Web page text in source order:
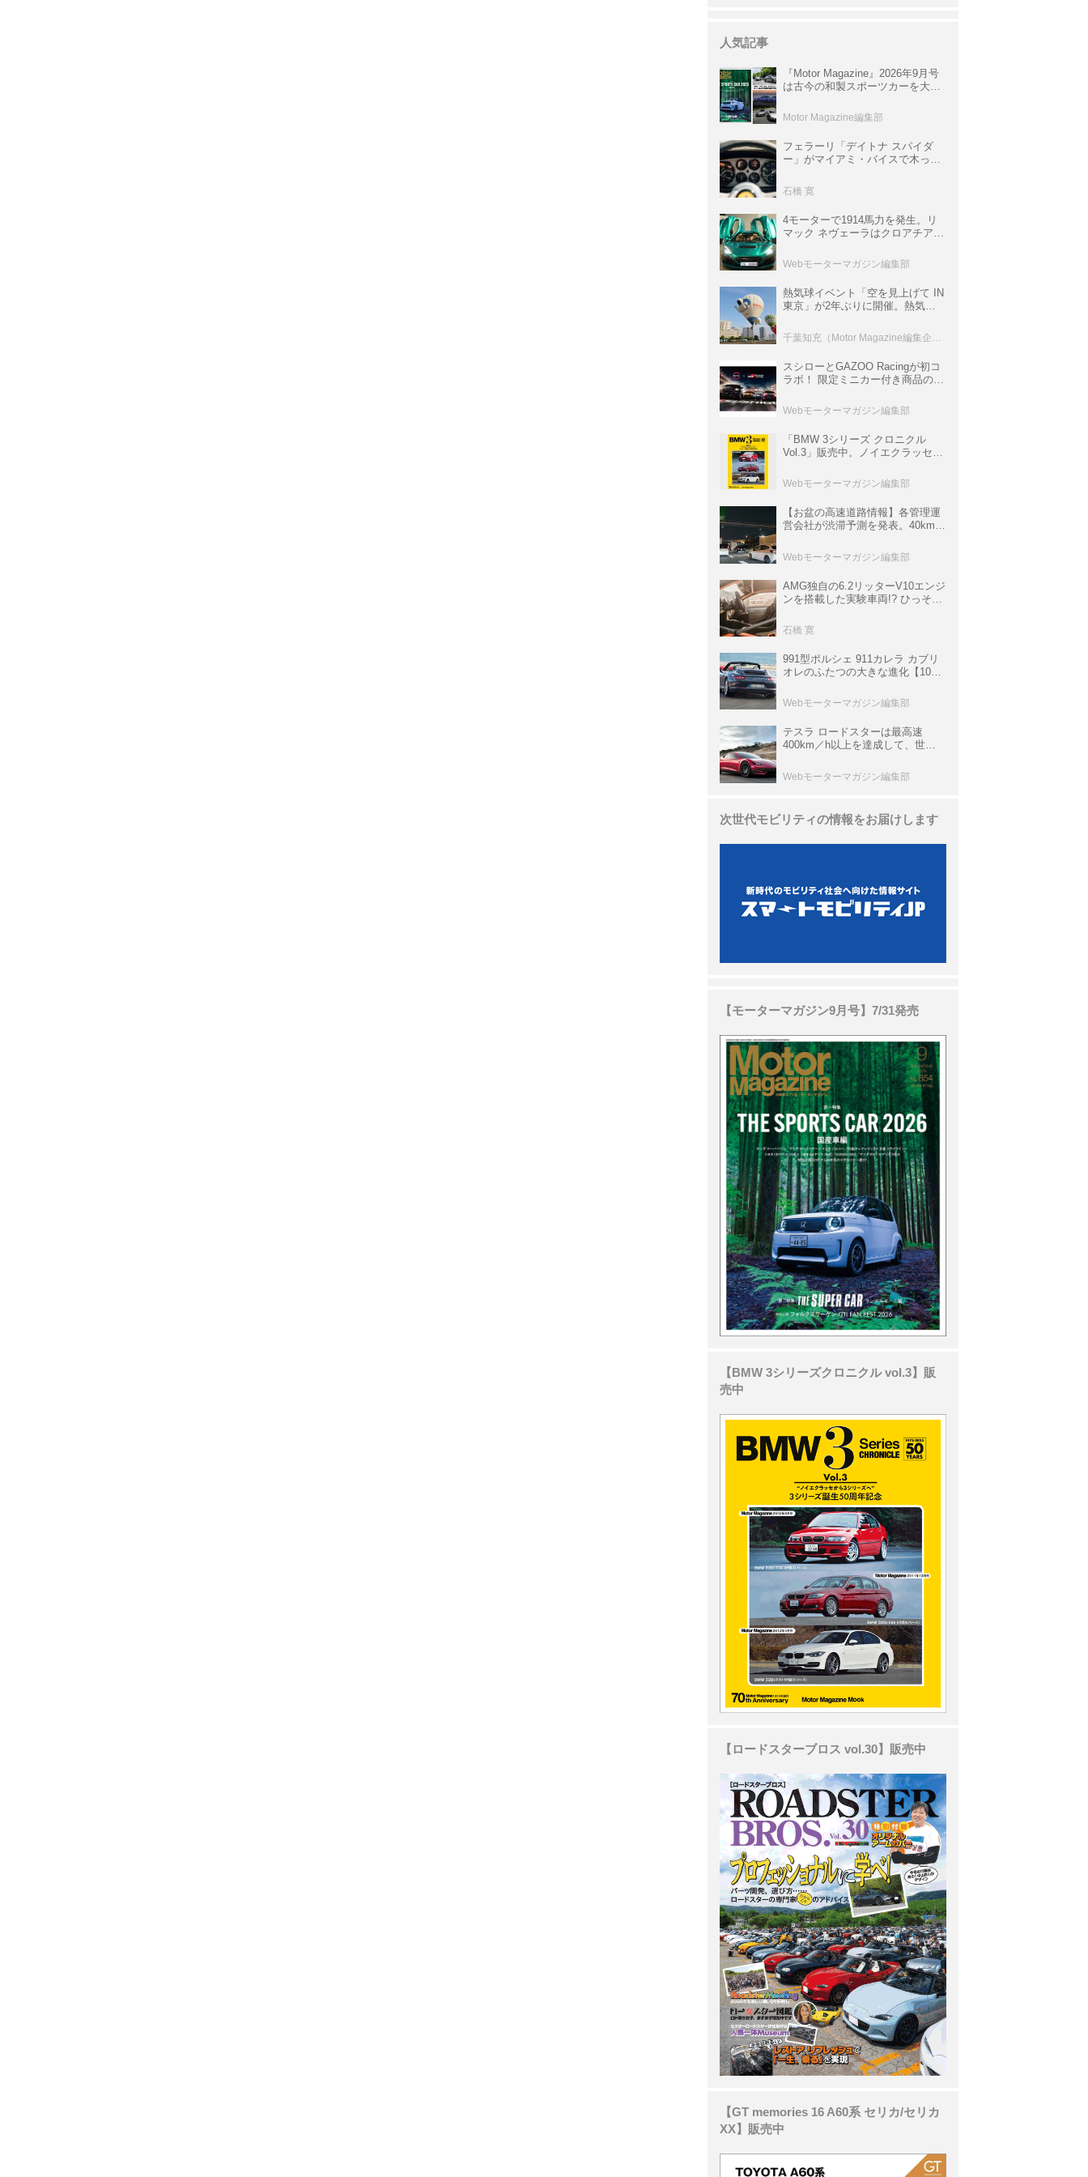
人気記事
『Motor Magazine』2026年9月号
は古今の和製スポーツカーを大特
情報も満載
Motor Magazine編集部
フェラーリ「デイトナ スパイダ
ー」がマイアミ・バイスで木っ端
サ」に化けた理由
石橋 寛
4モーターで1914馬力を発生。リ
マック ネヴェーラはクロアチア発
ロニクル・完全版／115】
Webモーターマガジン編集部
熱気球イベント「空を見上げて IN
東京」が2年ぶりに開催。熱気球
室などのコンテンツも
スシローとGAZOO Racingが初コ
ラボ！ 限定ミニカー付き商品の
ト体験があたる抽選企画などを展
開
Webモーターマガジン編集部
「BMW 3シリーズ クロニクル
Vol.3」販売中。ノイエクラッセか
ムック
Webモーターマガジン編集部
【お盆の高速道路情報】各管理運
営会社が渋滞予測を発表。40km以
数ある
Webモーターマガジン編集部
AMG独自の6.2リッターV10エンジ
ンを搭載した実験車両!? ひっそり
P900 プロトタイプ」とは
石橋 寛
991型ポルシェ 911カレラ カブリ
オレのふたつの大きな進化【10年
Webモーターマガジン編集部
テスラ ロードスターは最高速
400km／h以上を達成して、世界
ーカークロニクル・完全版／
113】
Webモーターマガジン編集部
次世代モビリティの情報をお届けします
【モーターマガジン9月号】7/31発売
【BMW 3シリーズクロニクル vol.3】販
売中
【ロードスターブロス vol.30】販売中
【GT memories 16 A60系 セリカ/セリカ
XX】販売中